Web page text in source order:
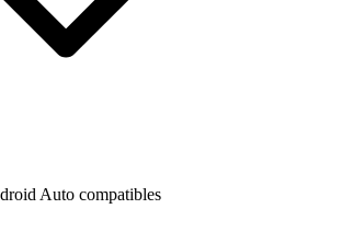
Auto compatibles